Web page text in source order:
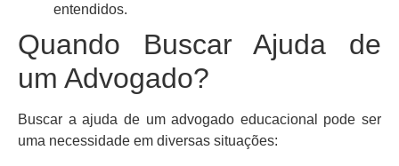
entendidos.
Quando Buscar Ajuda de
um Advogado?
Buscar a ajuda de um advogado educacional pode ser
uma necessidade em diversas situações: